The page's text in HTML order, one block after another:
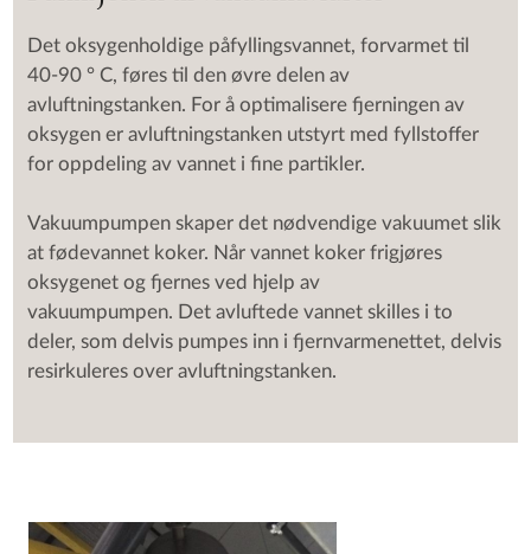
Det oksygenholdige påfyllingsvannet, forvarmet til
40-90 ° C, føres til den øvre delen av
avluftningstanken. For å optimalisere fjerningen av
oksygen er avluftningstanken utstyrt med fyllstoffer
for oppdeling av vannet i fine partikler.
Vakuumpumpen skaper det nødvendige vakuumet slik
at fødevannet koker. Når vannet koker frigjøres
oksygenet og fjernes ved hjelp av
vakuumpumpen. Det avluftede vannet skilles i to
deler, som delvis pumpes inn i fjernvarmenettet, delvis
resirkuleres over avluftningstanken.